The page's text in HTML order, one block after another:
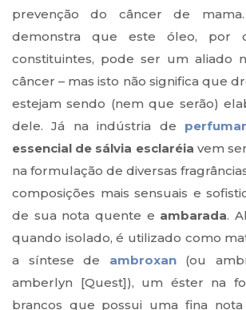
prevenção do câncer de
demonstra que este óleo, por
constituintes, pode ser um aliado
câncer – mas isto não significa que
estejam sendo (nem que serão)
dele. Já na indústria de
essencial de sálvia esclaréia vem
na formulação de diversas
composições mais sensuais e
de sua nota quente e ambarada.
quando isolado, é utilizado como
a síntese de ambroxan(ou
amberlyn [Quest]), um éster na
brancos que possui uma fina